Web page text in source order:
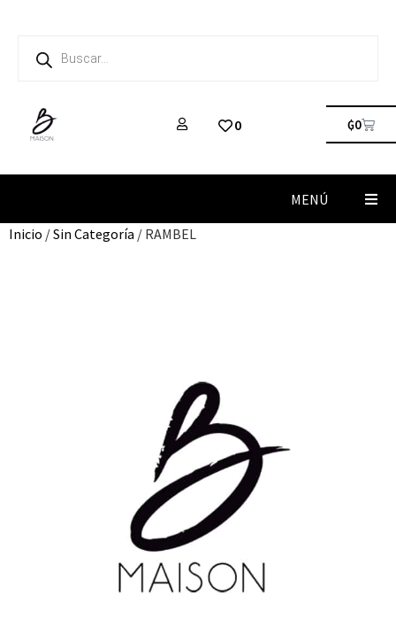
0 ₲0
MENÚ
Inicio /Sin Categoría / RAMBEL